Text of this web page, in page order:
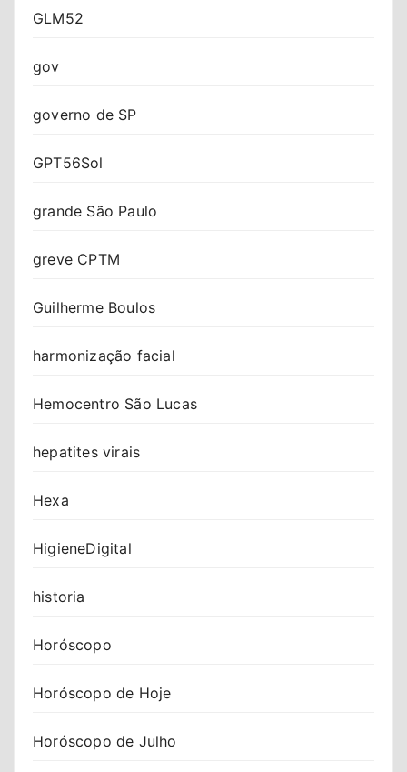
GLM52
gov
governo de SP
GPT56Sol
grande São Paulo
greve CPTM
Guilherme Boulos
harmonização facial
Hemocentro São Lucas
hepatites virais
Hexa
HigieneDigital
historia
Horóscopo
Horóscopo de Hoje
Horóscopo de Julho